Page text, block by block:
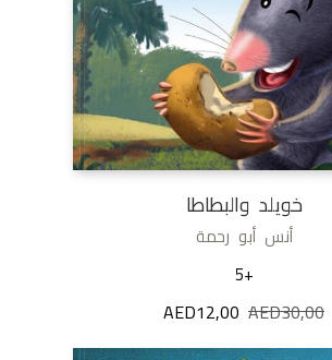
خويلد والبطاطا
أنس أبو رحمة
+5
AED30,00
السعر
الأصلي
AED12,00
الحالي